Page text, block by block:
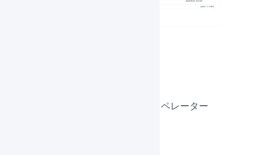
LOGILESS Plusご契約のオペレーター